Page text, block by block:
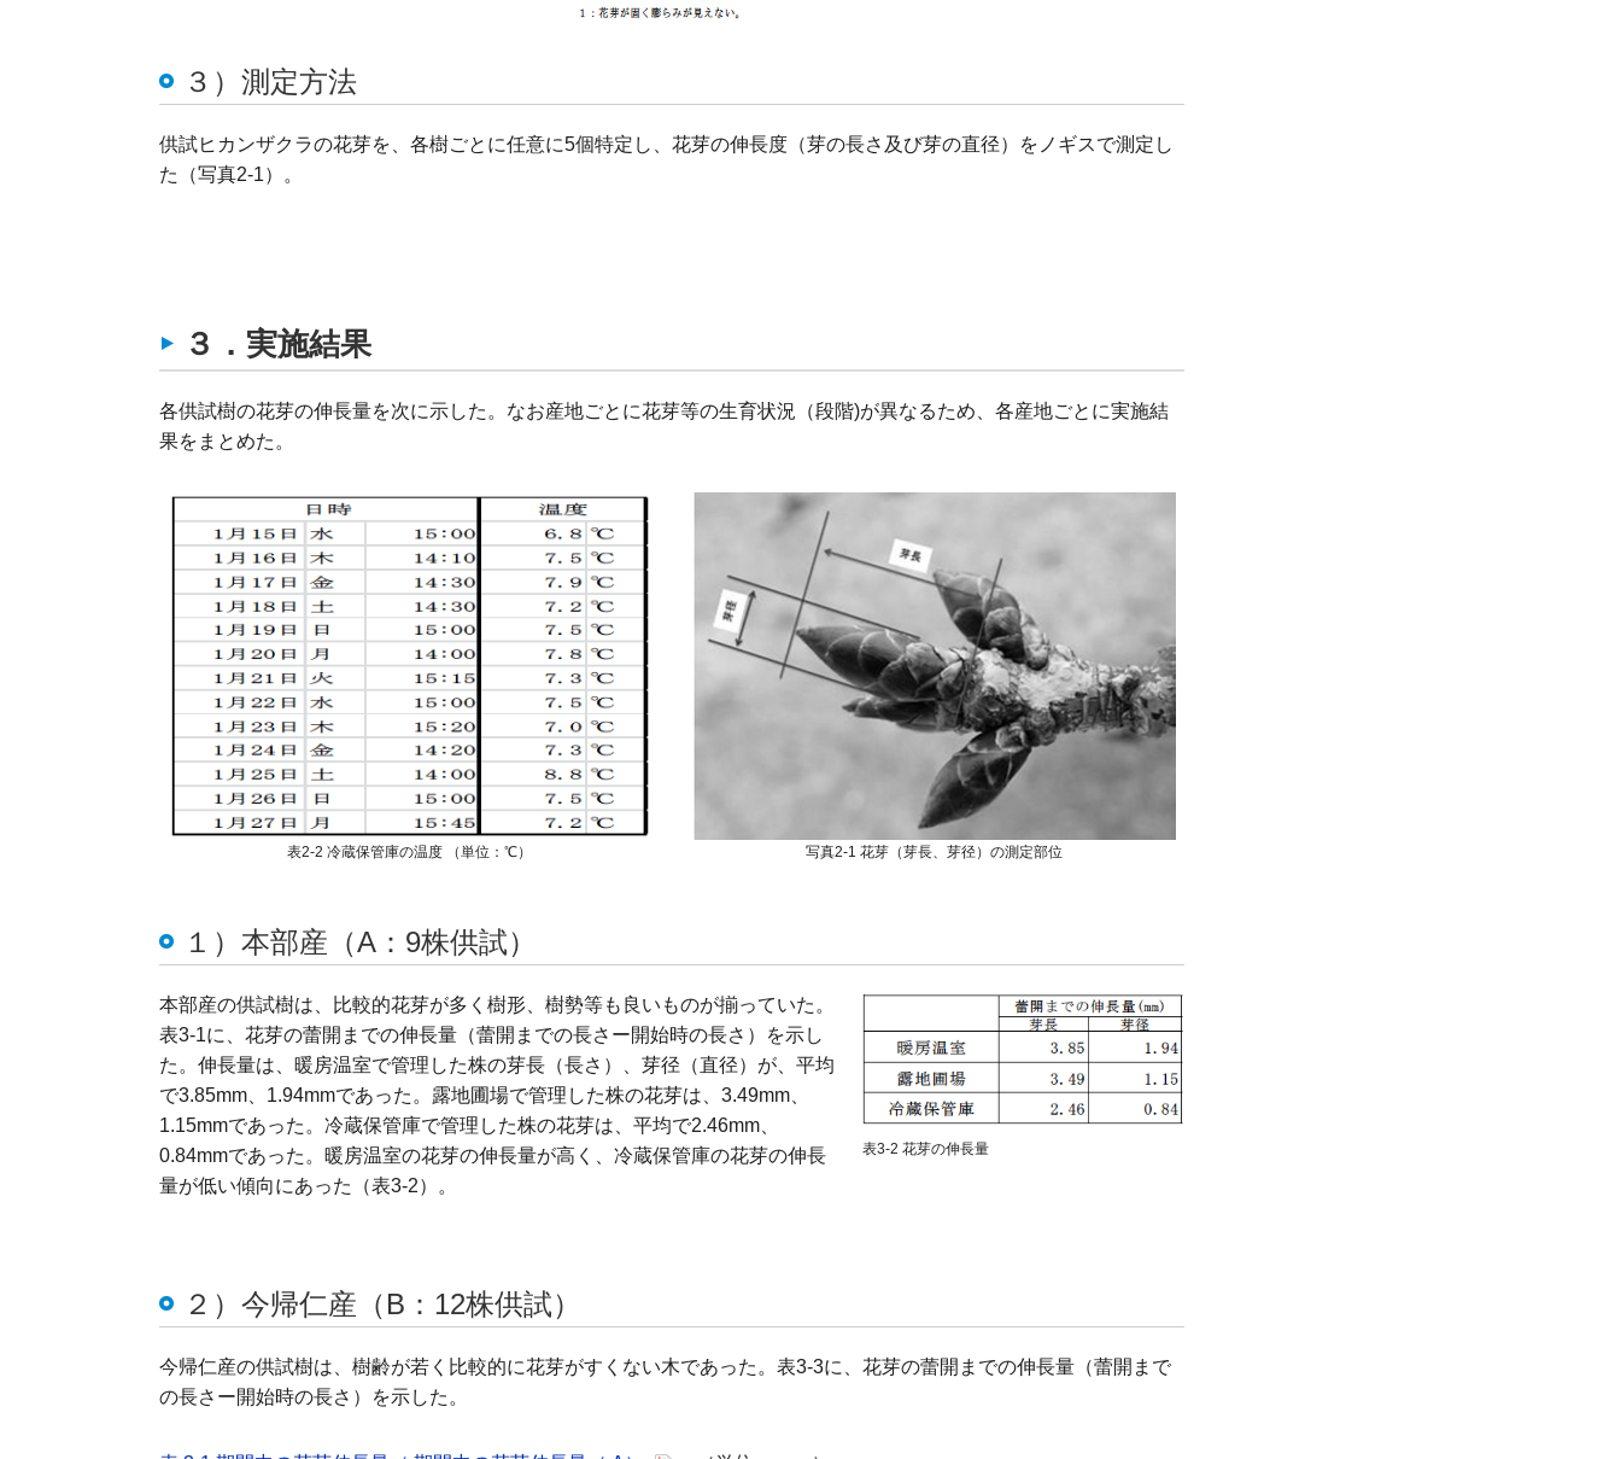
３）測定方法
供試ヒカンザクラの花芽を、各樹ごとに任意に5個特定し、花芽の伸長度（芽の長さ及び芽の直径）をノギスで測定し
た（写真2-1）。
３．実施結果
各供試樹の花芽の伸長量を次に示した。なお産地ごとに花芽等の生育状況（段階)が異なるため、各産地ごとに実施結
果をまとめた。
表2-2 冷蔵保管庫の温度 （単位：℃） 写真2-1 花芽（芽長、芽径）の測定部位
１）本部産（A：9株供試）
表3-2 花芽の伸長量
本部産の供試樹は、比較的花芽が多く樹形、樹勢等も良いものが揃っていた。
表3-1に、花芽の蕾開までの伸長量（蕾開までの長さー開始時の長さ）を示し
た。伸長量は、暖房温室で管理した株の芽長（長さ）、芽径（直径）が、平均
で3.85mm、1.94mmであった。露地圃場で管理した株の花芽は、3.49mm、
1.15mmであった。冷蔵保管庫で管理した株の花芽は、平均で2.46mm、
0.84mmであった。暖房温室の花芽の伸長量が高く、冷蔵保管庫の花芽の伸長
量が低い傾向にあった（表3-2）。
２）今帰仁産（B：12株供試）
今帰仁産の供試樹は、樹齢が若く比較的に花芽がすくない木であった。表3-3に、花芽の蕾開までの伸長量（蕾開まで
の長さー開始時の長さ）を示した。